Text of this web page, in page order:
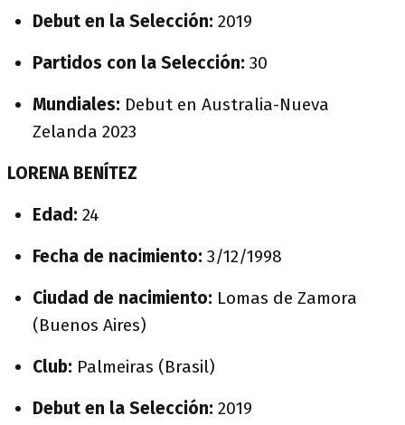
Debut en la Selección: 2019
Partidos con la Selección: 30
Mundiales: Debut en Australia-Nueva
Zelanda 2023
LORENA BENÍTEZ
Edad: 24
Fecha de nacimiento: 3/12/1998
Ciudad de nacimiento: Lomas de Zamora
(Buenos Aires)
Club: Palmeiras (Brasil)
Debut en la Selección: 2019